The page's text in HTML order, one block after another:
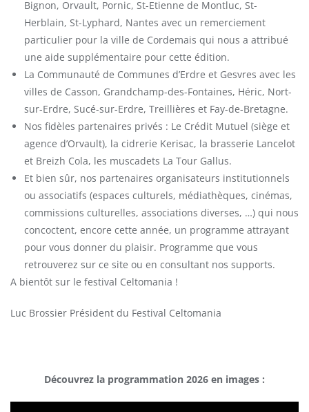
Bignon, Orvault, Pornic, St-Etienne de Montluc, St-
Herblain, St-Lyphard, Nantes avec un remerciement
particulier pour la ville de Cordemais qui nous a attribué
une aide supplémentaire pour cette édition.
La Communauté de Communes d’Erdre et Gesvres avec les
villes de Casson, Grandchamp-des-Fontaines, Héric, Nort-
sur-Erdre, Sucé-sur-Erdre, Treillières et Fay-de-Bretagne.
Nos fidèles partenaires privés : Le Crédit Mutuel (siège et
agence d’Orvault), la cidrerie Kerisac, la brasserie Lancelot
et Breizh Cola, les muscadets La Tour Gallus.
Et bien sûr, nos partenaires organisateurs institutionnels
ou associatifs (espaces culturels, médiathèques, cinémas,
commissions culturelles, associations diverses, …) qui nous
concoctent, encore cette année, un programme attrayant
pour vous donner du plaisir. Programme que vous
retrouverez sur ce site ou en consultant nos supports.
A bientôt sur le festival Celtomania !
Luc Brossier Président du Festival Celtomania
Découvrez la programmation 2026 en images :